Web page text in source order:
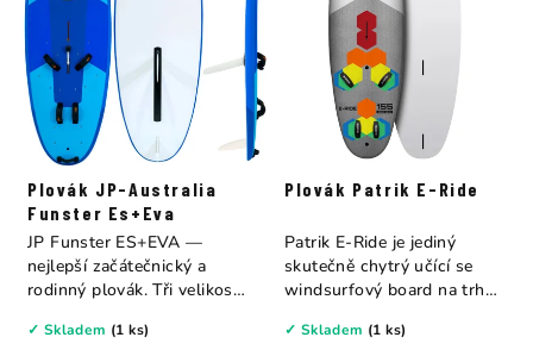
Plovák JP-Australia
Funster Es+Eva
✓ Skladem (1 ks)
JP Funster ES+EVA —
nejlepší začátečnický a
rodinný plovák. Tři velikosti:
Plovák Patrik E-Ride
✓ Skladem (1 ks)
Patrik E-Ride je jediný
skutečně chytrý učící se
windsurfový board na trhu